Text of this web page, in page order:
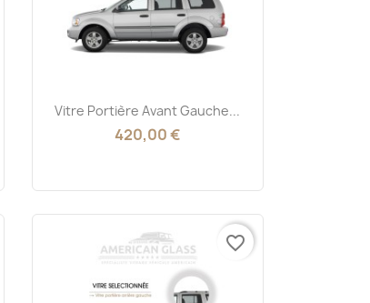
Aperçu rapide
Vitre Portière Avant Gauche...
420,00 €
favorite_border